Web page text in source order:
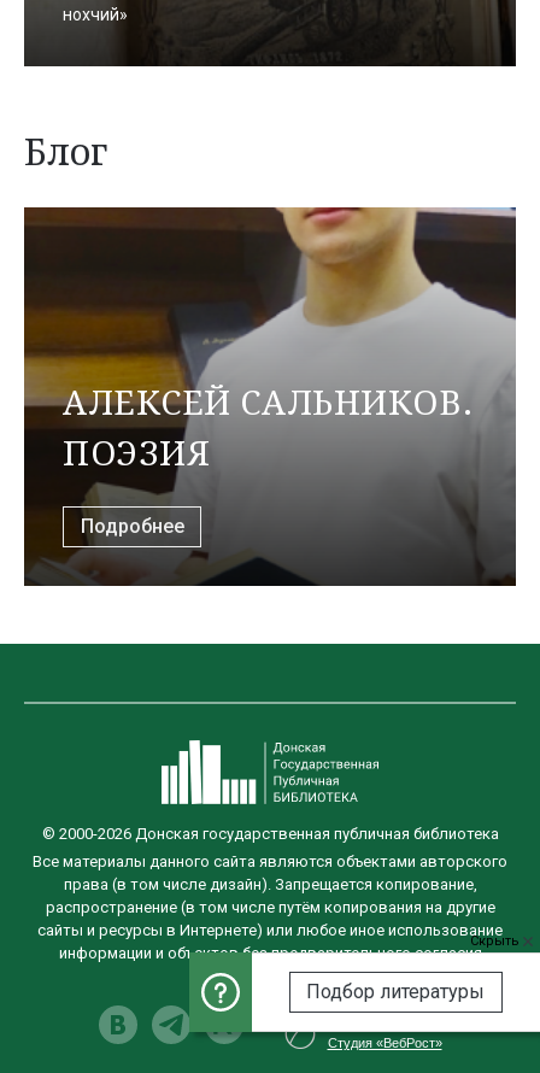
нохчий»
Блог
АЛЕКСЕЙ САЛЬНИКОВ.
ПОЭЗИЯ
Подробнее
Скрыть
Подбор литературы
© 2000-2026 Донская государственная публичная библиотека
Все материалы данного сайта являются объектами авторского
права (в том числе дизайн). Запрещается копирование,
распространение (в том числе путём копирования на другие
сайты и ресурсы в Интернете) или любое иное использование
информации и объектов без предварительного согласия
правообладателя.
Студия «ВебРост»